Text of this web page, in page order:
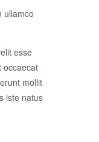
ullamco
esse
occaecat
mollit
iste natus